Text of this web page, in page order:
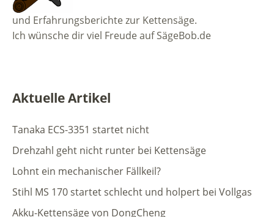
und Erfahrungsberichte zur Kettensäge.
Ich wünsche dir viel Freude auf SägeBob.de
Aktuelle Artikel
Tanaka ECS-3351 startet nicht
Drehzahl geht nicht runter bei Kettensäge
Lohnt ein mechanischer Fällkeil?
Stihl MS 170 startet schlecht und holpert bei Vollgas
Akku-Kettensäge von DongCheng